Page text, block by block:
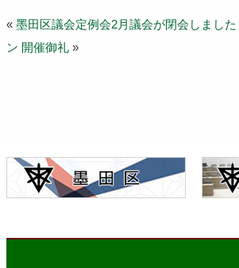
« 墨田区議会定例会2月議会が閉会しました
ン 開催御礼 »